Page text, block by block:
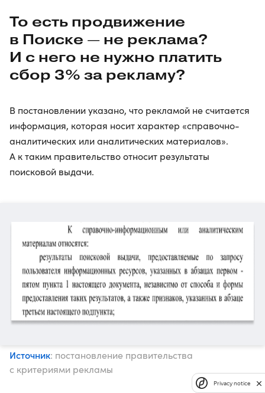
То есть продвижение
в Поиске — не реклама?
И с него не нужно платить
сбор 3% за рекламу?
В постановлении указано, что рекламой не считается
информация, которая носит характер «справочно-
аналитических или аналитических материалов».
А к таким правительство относит результаты
поисковой выдачи.
Источник: постановление правительства
с критериями рекламы
Privacy notice